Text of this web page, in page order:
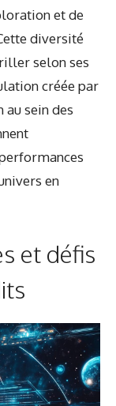
et de
diversité
selon ses
créée par
au sein des
en
et défis